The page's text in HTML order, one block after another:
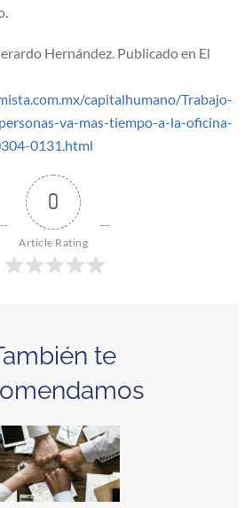
Hernández. Publicado en El
capitalhumano/Trabajo-
va-mas-tiempo-a-la-oficina-
0131.html
0
Article Rating
te